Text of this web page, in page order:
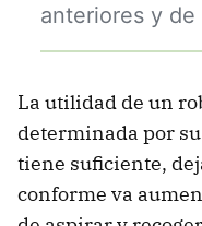
anteriores y de
La utilidad de un
determinada por
tiene suficiente,
conforme va